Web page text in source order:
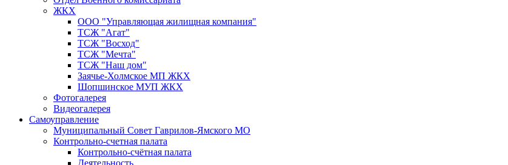
ЖКХ
ООО "Управляющая жилищная компания"
ТСЖ "Агат"
ТСЖ "Восход"
ТСЖ "Мечта"
ТСЖ "Наш дом"
Заячье-Холмское МП ЖКХ
Шопшинское МУП ЖКХ
Фотогалерея
Видеогалерея
Самоуправление
Муниципальный Совет Гаврилов-Ямского МО
Контрольно-счетная палата
Контрольно-счётная палата
Деятельность